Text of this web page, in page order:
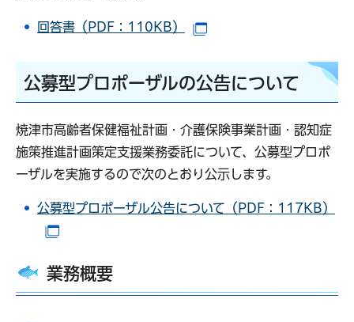
回答書（PDF：110KB）
公募型プロポーザルの公告について
焼津市高齢者保健福祉計画・介護保険事業計画・認知症
施策推進計画策定支援業務委託について、公募型プロポ
ーザルを実施するので次のとおり公示します。
公募型プロポーザル公告について（PDF：117KB）
業務概要